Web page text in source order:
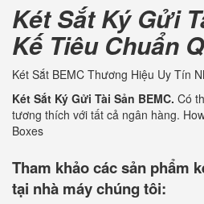
Két Sắt Ký Gửi
Kế Tiêu Chuẩn
Két Sắt BEMC Thương Hiệu Uy Tín
Két Sắt Ký Gửi Tài Sản BEMC. Có
tương thích với tất cả ngân hàng.
Boxes
Tham khảo các sản phẩm
tại nhà máy chúng tôi: